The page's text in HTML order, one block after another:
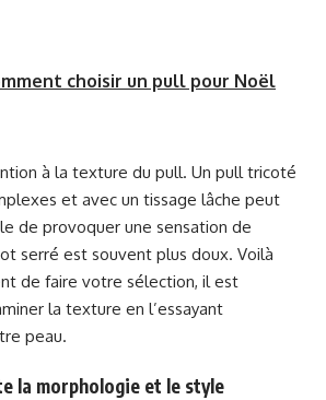
choisir un pull pour Noël
à la texture du pull. Un pull tricoté
et avec un tissage lâche peut
de provoquer une sensation de
serré est souvent plus doux. Voilà
de faire votre sélection, il est
la texture en l’essayant
peau.
la morphologie et le style